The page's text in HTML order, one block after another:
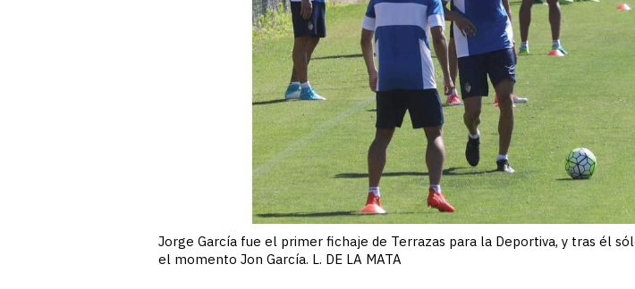
Jorge García fue el primer fichaje de Terrazas para la Deportiva, y tras él
el momento Jon García. L. DE LA MATA